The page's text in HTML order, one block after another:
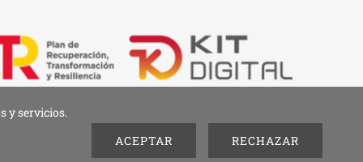
• Diseño de imagenia
y servicios.
ACEPTAR RECHAZAR